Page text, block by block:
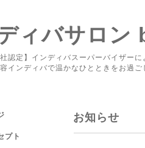
ィバサロン
社認定】インディバスーパーバイザー
インディバで温かなひとときをお過
お知らせ
プト